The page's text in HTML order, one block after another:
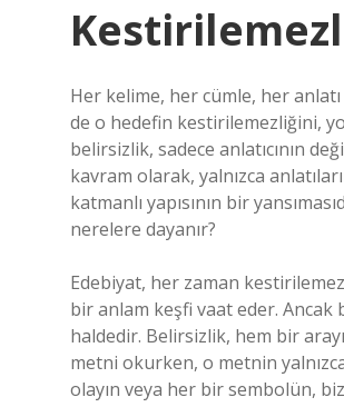
Her kelime, her cümle, her
de o hedefin kestirilemezliğini,
belirsizlik, sadece anlatıcının
kavram olarak, yalnızca
katmanlı yapısının bir
nerelere dayanır?
Edebiyat, her zaman
bir anlam keşfi vaat eder. Ancak
haldedir. Belirsizlik, hem bir
metni okurken, o metnin
olayın veya her bir sembolün,